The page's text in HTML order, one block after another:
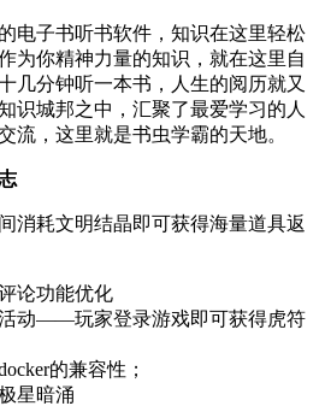
电子书听书软件，知识在这里轻松
为你精神力量的知识，就在这里自
几分钟听一本书，人生的阅历就又
识城邦之中，汇聚了最爱学习的人
流，这里就是书虫学霸的天地。
消耗文明结晶即可获得海量道具返
论功能优化
动——玩家登录游戏即可获得虎符
的兼容性；
星暗涌